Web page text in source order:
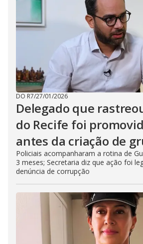
DO R7/27/01/2026
Delegado que
do Recife foi
antes da criação de
Policiais acompanharam a rotina de
3 meses; Secretaria diz que ação foi
denúncia de corrupção